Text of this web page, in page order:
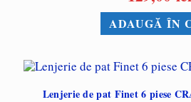
ADAUGĂ ÎN
Lenjerie de pat Finet 6 piese